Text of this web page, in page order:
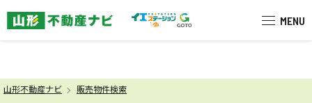
米沢市を中心に南陽市・高畠町・
MENU
山形不動産ナビ 販売物件検索